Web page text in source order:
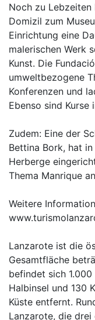
Noch zu Lebzeiten
Domizil zum
Einrichtung eine
malerischen Werk
Kunst. Die
umweltbezogene
Konferenzen und
Ebenso sind Kurse
Zudem: Eine der
Bettina Bork, hat
Herberge
Thema Manrique
Weitere
Lanzarote ist die
Gesamtfläche
befindet sich
Halbinsel und 130
Küste entfernt.
Lanzarote, die